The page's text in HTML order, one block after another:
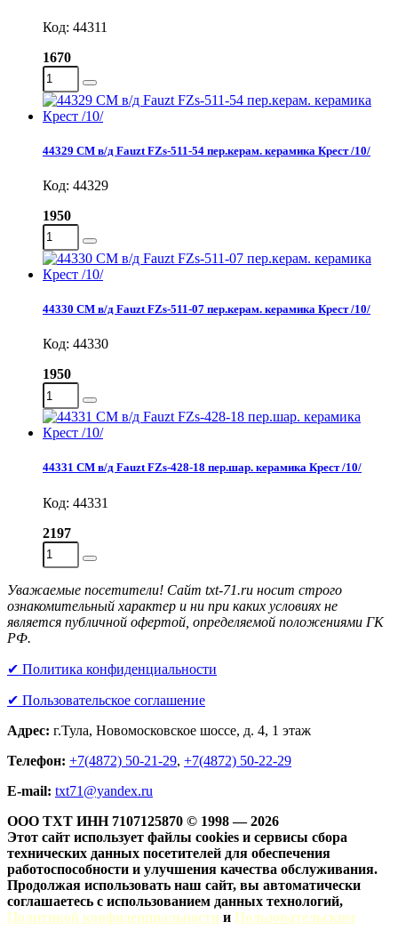
Код: 44311
1670
44329 СМ в/д Fauzt FZs-511-54 пер.керам. керамика Крест /10/
Код: 44329
1950
44330 СМ в/д Fauzt FZs-511-07 пер.керам. керамика Крест /10/
Код: 44330
1950
44331 СМ в/д Fauzt FZs-428-18 пер.шар. керамика Крест /10/
Код: 44331
2197
Уважаемые посетители! Сайт txt-71.ru носит строго
ознакомительный характер и ни при каких условиях не
является публичной офертой, определяемой положениями ГК
РФ.
✔ Политика конфиденциальности
✔ Пользовательское соглашение
Адрес: г.Тула, Новомосковское шоссе, д. 4, 1 этаж
Телефон: +7(4872) 50-21-29, +7(4872) 50-22-29
Е-mail: txt71@yandex.ru
ООО ТХТ ИНН 7107125870 © 1998 — 2026
Этот сайт использует файлы cookies и сервисы сбора
технических данных посетителей для обеспечения
работоспособности и улучшения качества обслуживания.
Продолжая использовать наш сайт, вы автоматически
соглашаетесь с использованием данных технологий,
Политикой конфиденциальности и Пользовательским